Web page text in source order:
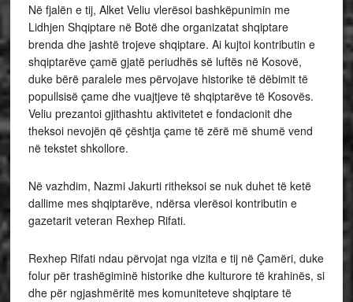
Në fjalën e tij, Alket Veliu vlerësoi bashkëpunimin me
Lidhjen Shqiptare në Botë dhe organizatat shqiptare
brenda dhe jashtë trojeve shqiptare. Ai kujtoi kontributin e
shqiptarëve çamë gjatë periudhës së luftës në Kosovë,
duke bërë paralele mes përvojave historike të dëbimit të
popullsisë çame dhe vuajtjeve të shqiptarëve të Kosovës.
Veliu prezantoi gjithashtu aktivitetet e fondacionit dhe
theksoi nevojën që çështja çame të zërë më shumë vend
në tekstet shkollore.
Në vazhdim, Nazmi Jakurti ritheksoi se nuk duhet të ketë
dallime mes shqiptarëve, ndërsa vlerësoi kontributin e
gazetarit veteran Rexhep Rifati.
Rexhep Rifati ndau përvojat nga vizita e tij në Çamëri, duke
folur për trashëgiminë historike dhe kulturore të krahinës, si
dhe për ngjashmëritë mes komuniteteve shqiptare të